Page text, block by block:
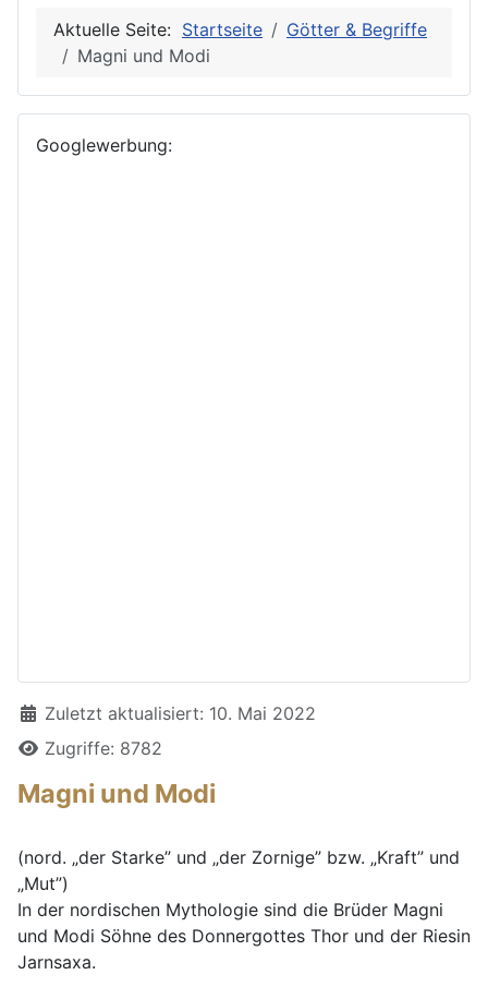
Aktuelle Seite: Startseite
Götter & Begriffe
Magni und Modi
Googlewerbung:
DetailsZuletzt aktualisiert: 10. Mai 2022
Zugriffe: 8782
Magni und Modi
(nord. „der Starke” und „der Zornige” bzw. „Kraft” und
„Mut”)
In der nordischen Mythologie sind die Brüder Magni
und Modi Söhne des Donnergottes Thor und der Riesin
Jarnsaxa.